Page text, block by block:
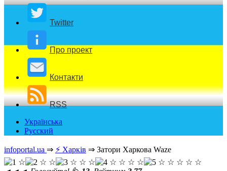
Twitter
Про проект
Контакти
RSS
Українська
Русский
infoportal.ua ⇒ ⚡ Харків ⇒ Затори Харкова Waze